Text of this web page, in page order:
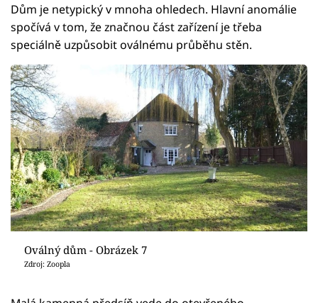
Dům je netypický v mnoha ohledech. Hlavní anomálie
spočívá v tom, že značnou část zařízení je třeba
speciálně uzpůsobit oválnému průběhu stěn.
Oválný dům - Obrázek 7
Zdroj: Zoopla